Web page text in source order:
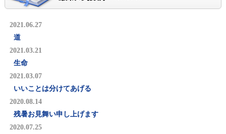
2021.06.27
道
2021.03.21
生命
2021.03.07
いいことは分けてあげる
2020.08.14
残暑お見舞い申し上げます
2020.07.25